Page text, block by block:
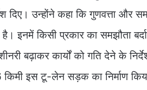
दिए। उन्होंने कहा कि गुणवत्ता और
इनमें किसी प्रकार का समझौता
बढ़ाकर कार्यों को गति देने के
इस टू-लेन सड़क का निर्माण